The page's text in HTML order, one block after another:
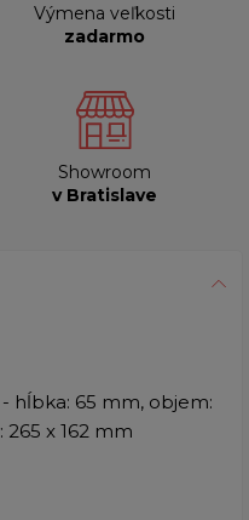
Výmena veľkosti
zadarmo
Showroom
v Bratislave
hĺbka: 65 mm, objem:
265 x 162 mm